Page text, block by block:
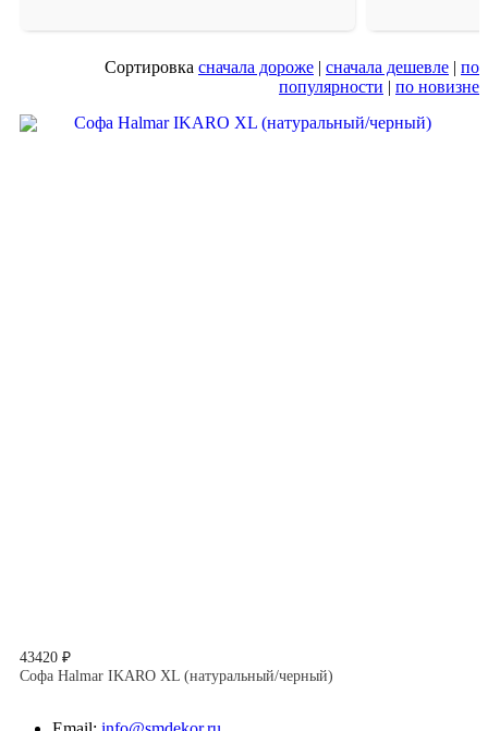
Сортировка сначала дороже | сначала дешевле | по
популярности | по новизне
43420 ₽
Софа Halmar IKARO XL (натуральный/черный)